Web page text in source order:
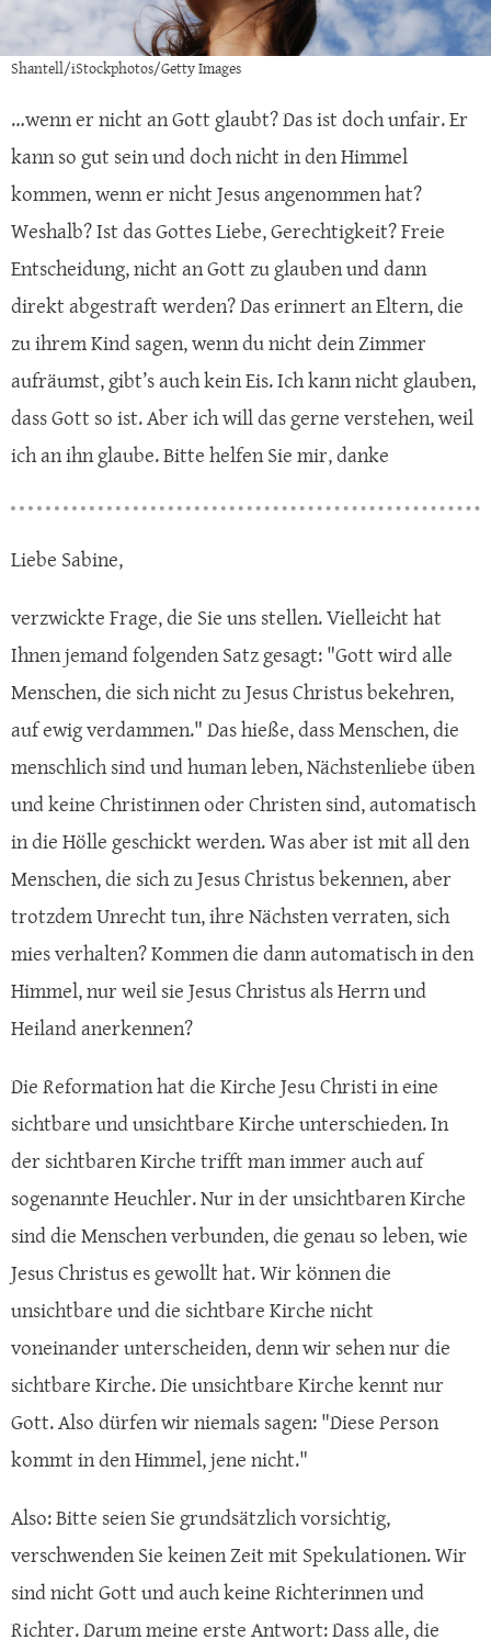
Shantell/iStockphotos/Getty Images
…wenn er nicht an Gott glaubt? Das ist doch unfair. Er
kann so gut sein und doch nicht in den Himmel
kommen, wenn er nicht Jesus angenommen hat?
Weshalb? Ist das Gottes Liebe, Gerechtigkeit? Freie
Entscheidung, nicht an Gott zu glauben und dann
direkt abgestraft werden? Das erinnert an Eltern, die
zu ihrem Kind sagen, wenn du nicht dein Zimmer
aufräumst, gibt’s auch kein Eis. Ich kann nicht glauben,
dass Gott so ist. Aber ich will das gerne verstehen, weil
ich an ihn glaube. Bitte helfen Sie mir, danke
Liebe Sabine,
verzwickte Frage, die Sie uns stellen. Vielleicht hat
Ihnen jemand folgenden Satz gesagt: "Gott wird alle
Menschen, die sich nicht zu Jesus Christus bekehren,
auf ewig verdammen." Das hieße, dass Menschen, die
menschlich sind und human leben, Nächstenliebe üben
und keine Christinnen oder Christen sind, automatisch
in die Hölle geschickt werden. Was aber ist mit all den
Menschen, die sich zu Jesus Christus bekennen, aber
trotzdem Unrecht tun, ihre Nächsten verraten, sich
mies verhalten? Kommen die dann automatisch in den
Himmel, nur weil sie Jesus Christus als Herrn und
Heiland anerkennen?
Die Reformation hat die Kirche Jesu Christi in eine
sichtbare und unsichtbare Kirche unterschieden. In
der sichtbaren Kirche trifft man immer auch auf
sogenannte Heuchler. Nur in der unsichtbaren Kirche
sind die Menschen verbunden, die genau so leben, wie
Jesus Christus es gewollt hat. Wir können die
unsichtbare und die sichtbare Kirche nicht
voneinander unterscheiden, denn wir sehen nur die
sichtbare Kirche. Die unsichtbare Kirche kennt nur
Gott. Also dürfen wir niemals sagen: "Diese Person
kommt in den Himmel, jene nicht."
Also: Bitte seien Sie grundsätzlich vorsichtig,
verschwenden Sie keinen Zeit mit Spekulationen. Wir
sind nicht Gott und auch keine Richterinnen und
Richter. Darum meine erste Antwort: Dass alle, die